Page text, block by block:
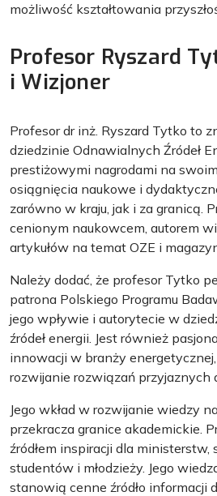
możliwość kształtowania
Profesor Ryszard
i Wizjoner
Profesor dr inż. Ryszard Tytko to
dziedzinie Odnawialnych Źródeł
prestiżowymi nagrodami na
osiągnięcia naukowe i
zarówno w kraju, jak i za granicą.
cenionym naukowcem, autorem
artykułów na temat OZE i
Należy dodać, że profesor Tytko
patrona Polskiego Programu
jego wpływie i autorytecie w
źródeł energii. Jest również
innowacji w branży
rozwijanie rozwiązań przyjaznych
Jego wkład w rozwijanie wiedzy
przekracza granice akademickie.
źródłem inspiracji dla ministerstw,
studentów i młodzieży. Jego
stanowią cenne źródło informacji